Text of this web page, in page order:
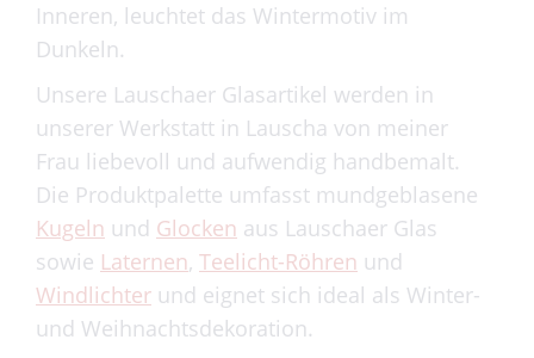
Inneren, leuchtet das Wintermotiv im
Dunkeln.
Unsere Lauschaer Glasartikel werden in
unserer Werkstatt in Lauscha von meiner
Frau liebevoll und aufwendig handbemalt.
Die Produktpalette umfasst mundgeblasene
Kugeln und Glocken aus Lauschaer Glas
sowie Laternen, Teelicht-Röhren und
Windlichter und eignet sich ideal als Winter-
und Weihnachtsdekoration.